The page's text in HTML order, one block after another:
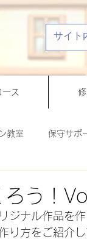
ス
教室 保守サポ
クラッチ講座
ろう！
ジナル作品を
り方をご紹介し